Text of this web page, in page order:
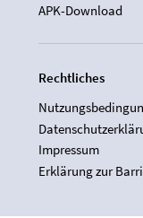
APK-Download
Rechtliches
Impressum
Erklärung zur